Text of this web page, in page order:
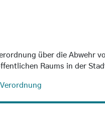
über die Abwehr
Raums in der